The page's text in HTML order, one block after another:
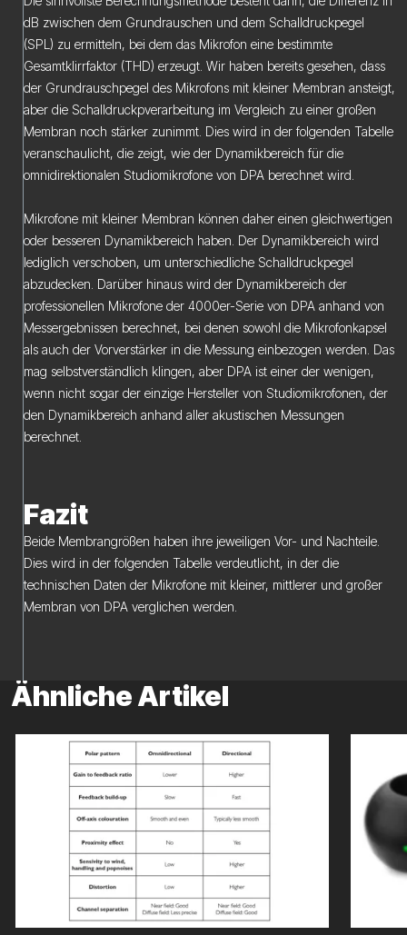
dB zwischen dem Grundrauschen und dem Schalldruckpegel
(SPL) zu ermitteln, bei dem das Mikrofon eine bestimmte
Gesamtklirrfaktor (THD) erzeugt. Wir haben bereits gesehen, dass
der Grundrauschpegel des Mikrofons mit kleiner Membran ansteigt,
aber die Schalldruckpverarbeitung im Vergleich zu einer großen
Membran noch stärker zunimmt. Dies wird in der folgenden Tabelle
veranschaulicht, die zeigt, wie der Dynamikbereich für die
omnidirektionalen Studiomikrofone von DPA berechnet wird.
Mikrofone mit kleiner Membran können daher einen gleichwertigen
oder besseren Dynamikbereich haben. Der Dynamikbereich wird
lediglich verschoben, um unterschiedliche Schalldruckpegel
abzudecken. Darüber hinaus wird der Dynamikbereich der
professionellen Mikrofone der 4000er-Serie von DPA anhand von
Messergebnissen berechnet, bei denen sowohl die Mikrofonkapsel
als auch der Vorverstärker in die Messung einbezogen werden. Das
mag selbstverständlich klingen, aber DPA ist einer der wenigen,
wenn nicht sogar der einzige Hersteller von Studiomikrofonen, der
den Dynamikbereich anhand aller akustischen Messungen
berechnet.
Fazit
Beide Membrangrößen haben ihre jeweiligen Vor- und Nachteile.
Dies wird in der folgenden Tabelle verdeutlicht, in der die
technischen Daten der Mikrofone mit kleiner, mittlerer und großer
Membran von DPA verglichen werden.
Ähnliche Artikel